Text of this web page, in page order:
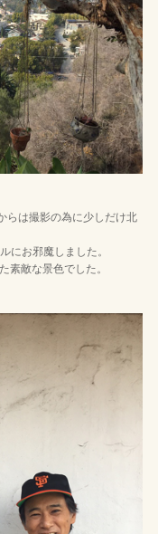
らは撮影の為に少しだけ北
にお邪魔しました。
素敵な景色でした。